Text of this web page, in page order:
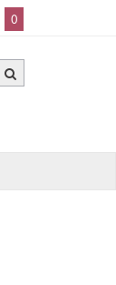
0